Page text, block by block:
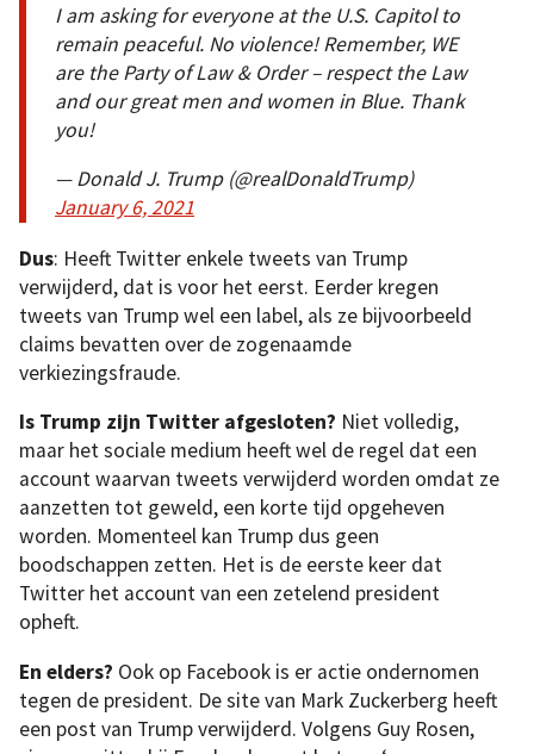
I am asking for everyone at the U.S. Capitol to
remain peaceful. No violence! Remember, WE
are the Party of Law & Order – respect the Law
and our great men and women in Blue. Thank
you!
— Donald J. Trump (@realDonaldTrump)
January 6, 2021
Dus: Heeft Twitter enkele tweets van Trump
verwijderd, dat is voor het eerst. Eerder kregen
tweets van Trump wel een label, als ze bijvoorbeeld
claims bevatten over de zogenaamde
verkiezingsfraude.
Is Trump zijn Twitter afgesloten? Niet volledig,
maar het sociale medium heeft wel de regel dat een
account waarvan tweets verwijderd worden omdat ze
aanzetten tot geweld, een korte tijd opgeheven
worden. Momenteel kan Trump dus geen
boodschappen zetten. Het is de eerste keer dat
Twitter het account van een zetelend president
opheft.
En elders? Ook op Facebook is er actie ondernomen
tegen de president. De site van Mark Zuckerberg heeft
een post van Trump verwijderd. Volgens Guy Rosen,